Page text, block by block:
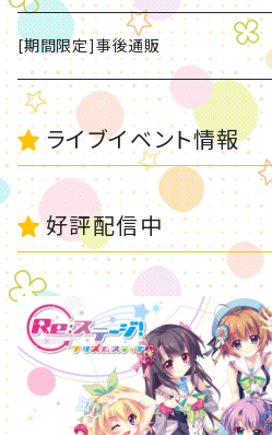
[数量限定]グッズ
[期間限定]事後通販
ライブイベント情報
好評配信中